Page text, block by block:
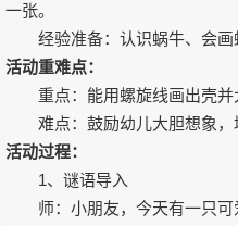
一张。
经验准备：认识蜗牛、会画
活动重难点：
重点：能用螺旋线画出壳并
难点：鼓励幼儿大胆想象，
活动过程：
1、谜语导入
师：小朋友，今天有一只可